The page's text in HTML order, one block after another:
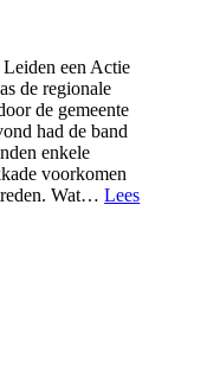
Leiden een Actie
de regionale
de gemeente
had de band
enkele
voorkomen
Wat…Lees